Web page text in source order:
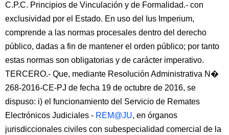
C.P.C. Principios de Vinculación y de Formalidad.- con
exclusividad por el Estado. En uso del Ius Imperium,
comprende a las normas procesales dentro del derecho
público, dadas a fin de mantener el orden público; por tanto
estas normas son obligatorias y de carácter imperativo.
TERCERO.- Que, mediante Resolución Administrativa N�
268-2016-CE-PJ de fecha 19 de octubre de 2016, se
dispuso: i) el funcionamiento del Servicio de Remates
Electrónicos Judiciales - REM@JU, en órganos
jurisdiccionales civiles con subespecialidad comercial de la